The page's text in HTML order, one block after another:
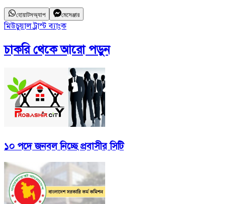
হোয়াটসঅ্যাপ মেসেঞ্জার
মিউচুয়াল ট্রাস্ট ব্যাংক
চাকরিথেকে আরো পড়ুন
১০ পদে জনবল নিচ্ছে প্রবাসীর সিটি